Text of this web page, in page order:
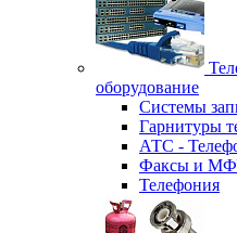
оборудование
Системы
Гарнитуры
АТС -
Факсы и
Телефония